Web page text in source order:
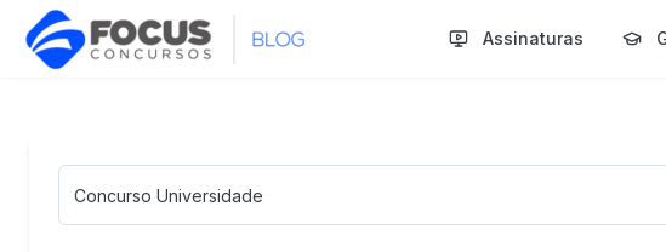
Assinaturas
Termo de Busca